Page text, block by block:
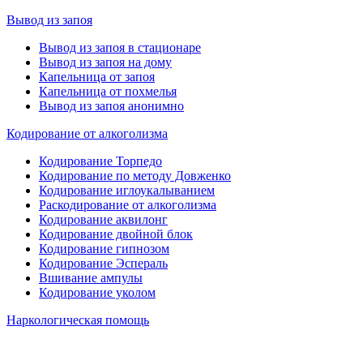
Вывод из запоя
Вывод из запоя в стационаре
Вывод из запоя на дому
Капельница от запоя
Капельница от похмелья
Вывод из запоя анонимно
Кодирование от алкоголизма
Кодирование Торпедо
Кодирование по методу Довженко
Кодирование иглоукалыванием
Раскодирование от алкоголизма
Кодирование аквилонг
Кодирование двойной блок
Кодирование гипнозом
Кодирование Эспераль
Вшивание ампулы
Кодирование уколом
Наркологическая помощь